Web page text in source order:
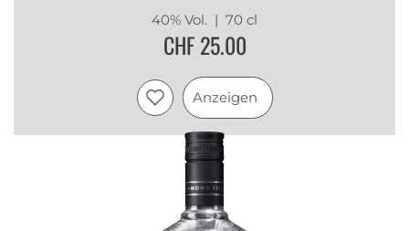
40% Vol. | 70 cl
CHF 25.00
Anzeigen